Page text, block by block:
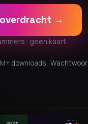
→
· geen kaart
downloads ·